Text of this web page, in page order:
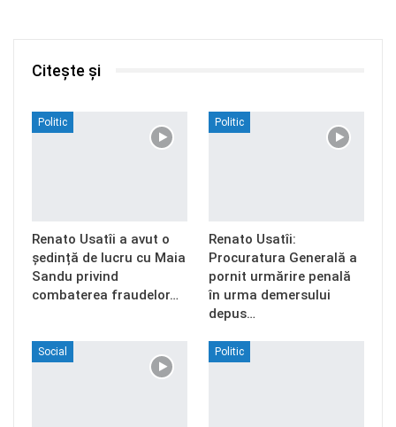
Citește și
Politic
Renato Usatîi a avut o
ședință de lucru cu Maia
Sandu privind
combaterea fraudelor…
Politic
Renato Usatîi:
Procuratura Generală a
pornit urmărire penală
în urma demersului
depus…
Social Politic